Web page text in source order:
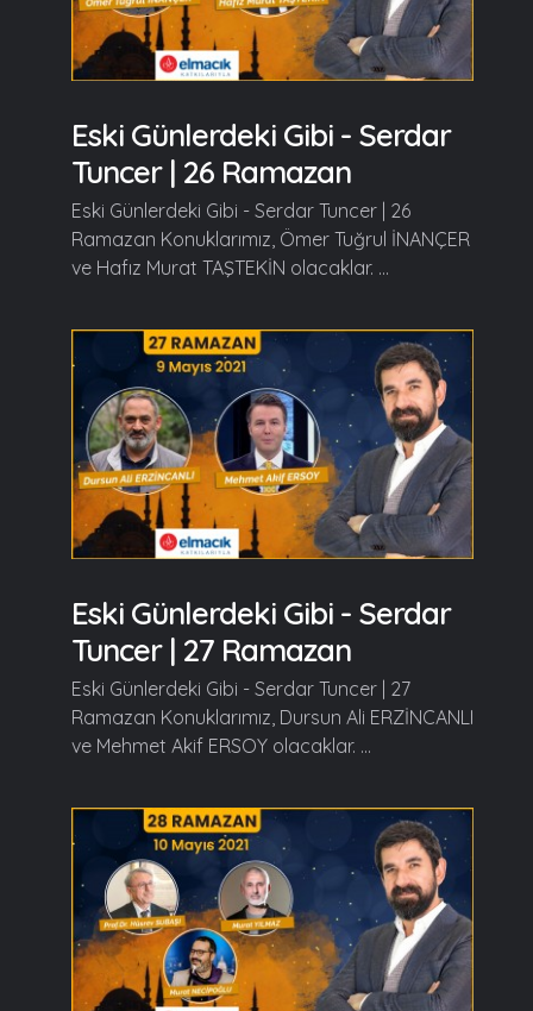
Eski Günlerdeki Gibi - Serdar
Tuncer | 26 Ramazan
Eski Günlerdeki Gibi - Serdar Tuncer | 26
Ramazan Konuklarımız, Ömer Tuğrul İNANÇER
ve Hafız Murat TAŞTEKİN olacaklar. ...
Eski Günlerdeki Gibi - Serdar
Tuncer | 27 Ramazan
Eski Günlerdeki Gibi - Serdar Tuncer | 27
Ramazan Konuklarımız, Dursun Ali ERZİNCANLI
ve Mehmet Akif ERSOY olacaklar. ...